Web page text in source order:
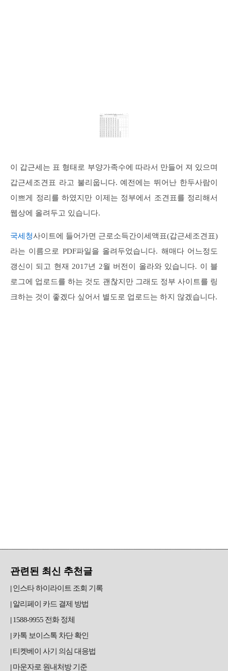
이 갑근세는 표 형태로 부양가족수에 따라서 만들어 져 있으며
갑근세조견표 라고 불리웁니다. 예전에는 뛰어난 한두사람이
이쁘게 정리를 하였지만 이제는 정부에서 조견표를 정리해서
웹상에 올려두고 있습니다.
국세청사이트에 들어가면 근로소득간이세액표(갑근세조견표)
라는 이름으로 PDF파일을 올려두었습니다. 해매다 어느정도
갱신이 되고 현재 2017년 2월 버전이 올라와 있습니다. 이 블
로그에 업로드를 하는 것도 괜찮지만 그래도 정부 사이트를 링
크하는 것이 좋겠다 싶어서 별도로 업로드는 하지 않겠습니다.
관련된 최신 추천글
인스타 하이라이트 조회 기록
알리페이 카드 결제 방법
1588-9955 전화 정체
카톡 보이스톡 차단 확인
티켓베이 사기 의심 대응법
마운자로 원내처방 기준